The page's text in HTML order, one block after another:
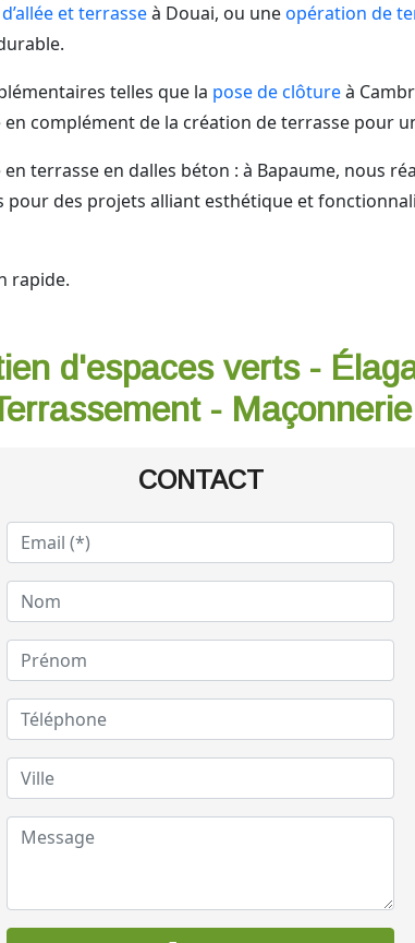
et terrasseà Douai, ou uneopération de
telles que la pose de clôtureà
en complément de la création de terrasse pour
terrasse en dalles béton : à Bapaume, nous
des projets alliant esthétique et
rapide.
d'espaces verts -
- Maçonnerie
CONTACT